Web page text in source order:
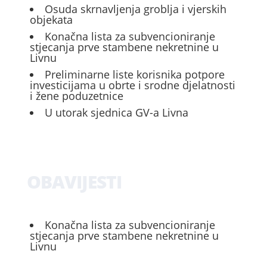
Osuda skrnavljenja groblja i vjerskih
objekata
Konačna lista za subvencioniranje
stjecanja prve stambene nekretnine u
Livnu
Preliminarne liste korisnika potpore
investicijama u obrte i srodne djelatnosti
i žene poduzetnice
U utorak sjednica GV-a Livna
Konačna lista za subvencioniranje
stjecanja prve stambene nekretnine u
Livnu